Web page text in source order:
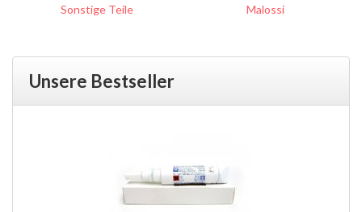
Sonstige Teile Malossi
Unsere Bestseller